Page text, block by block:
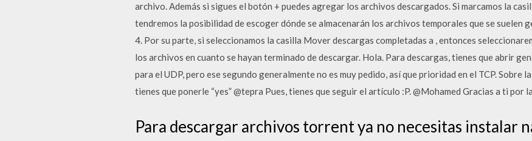
archivo. Además si sigues el botón + puedes agregar los archivos descargados. Si marcamos la
tendremos la posibilidad de escoger dónde se almacenarán los archivos temporales que se suelen
4. Por su parte, si seleccionamos la casilla Mover descargas completadas a , entonces
los archivos en cuanto se hayan terminado de descargar. Hola. Para descargas, tienes que abrir
para el UDP, pero ese segundo generalmente no es muy pedido, así que prioridad en el TCP. Sobre
tienes que ponerle “yes” @tepra Pues, tienes que seguir el artículo :P. @Mohamed Gracias a ti por
Para descargar archivos torrent ya no necesitas instalar